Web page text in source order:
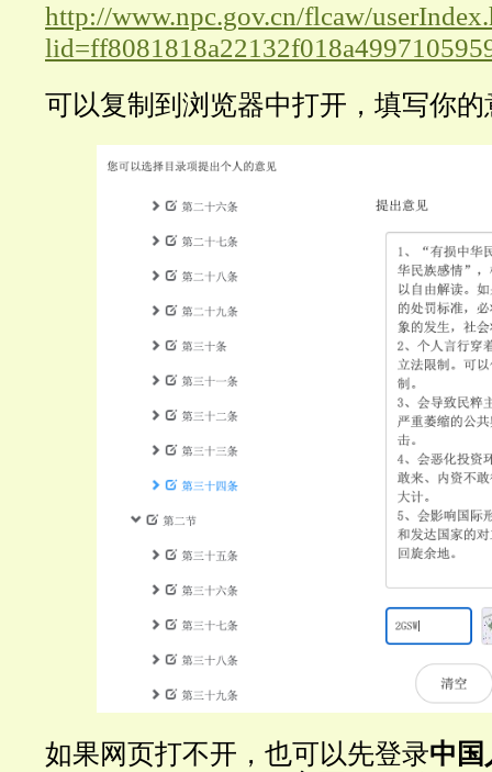
http://www.npc.gov.cn/flcaw/
可以复制到浏览器中打开，填写你的
如果网页打不开，也可以先登录中国